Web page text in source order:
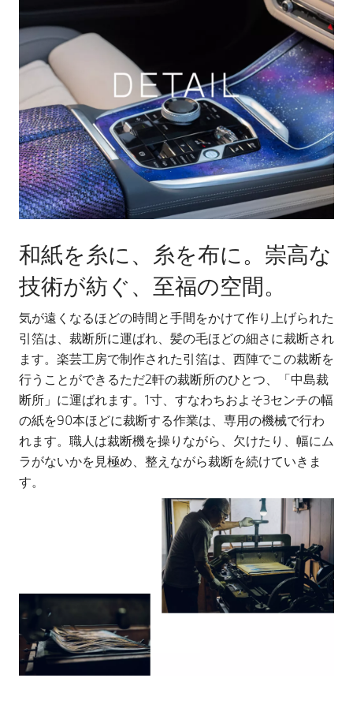
和紙を糸に、糸を布に。崇高な
技術が紡ぐ、至福の空間。
気が遠くなるほどの時間と手間をかけて作り上げられた
引箔は、裁断所に運ばれ、髪の毛ほどの細さに裁断され
ます。楽芸工房で制作された引箔は、西陣でこの裁断を
行うことができるただ2軒の裁断所のひとつ、「中島裁
断所」に運ばれます。1寸、すなわちおよそ3センチの幅
の紙を90本ほどに裁断する作業は、専用の機械で行わ
れます。職人は裁断機を操りながら、欠けたり、幅にム
ラがないかを見極め、整えながら裁断を続けていきま
す。